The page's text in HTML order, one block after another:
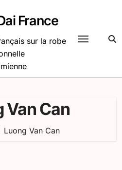
France
sur la robe
Van Can
Luong Van Can